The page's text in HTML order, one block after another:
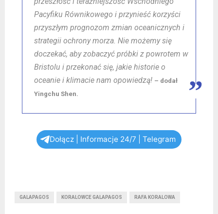
Pacyfiku Równikowego i przynieść korzyści
przyszłym prognozom zmian oceanicznych i
strategii ochrony morza. Nie możemy się
doczekać, aby zobaczyć próbki z powrotem w
Bristolu i przekonać się, jakie historie o
oceanie i klimacie nam opowiedzą! – dodał
Yingchu Shen.
Dołącz | Informacje 24/7 | Telegram
GALAPAGOS KORALOWCE GALAPAGOS RAFA KORALOWA